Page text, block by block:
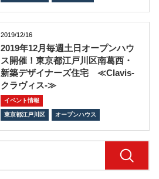
2019/12/16
2019年12月毎週土日オープンハウ
ス開催！東京都江戸川区南葛西・
新築デザイナーズ住宅 ≪Clavis-
クラヴィス-≫
イベント情報
東京都江戸川区 オープンハウス